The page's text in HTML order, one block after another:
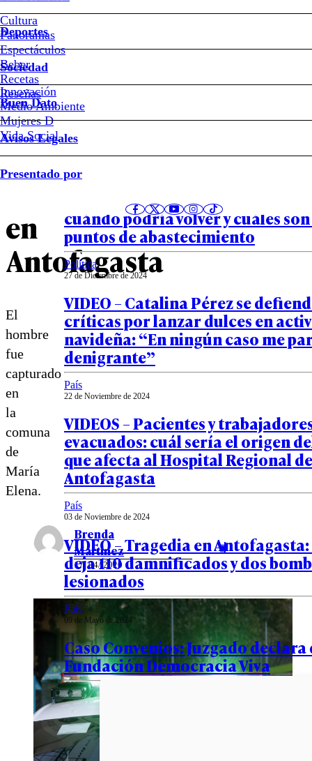
Cultura
Panoramas
Espectáculos
Beber
Recetas
Reseñas
Deportes
Sociedad
Innovación
Medio Ambiente
Mujeres D
Vida Social
Buen Dato
Avisos Legales
Presentado por
sujeto
acusado
de
secuestrar
a
joven
en
Antofagasta
El
hombre
fue
capturado
en
la
comuna
de
María
Elena.
Brenda
Martínez
17/ 04/ 2020
Notas relacionadas
26 de Febrero de 2025
MAPA – Corte de agua en
cuándo podría volver y cuáles
puntos de abastecimiento
Política
27 de Diciembre de 2024
VIDEO – Catalina Pérez se
críticas por lanzar dulces en
navideña: “En ningún caso me
denigrante”
País
22 de Noviembre de 2024
VIDEOS – Pacientes y
evacuados: cuál sería el origen
que afecta al Hospital Regional de
Antofagasta
País
03 de Noviembre de 2024
VIDEO – Tragedia en
deja 110 damnificados y dos
lesionados
País
09 de Mayo de 2024
Caso Convenios: Juzgado
Fundación Democracia Viva